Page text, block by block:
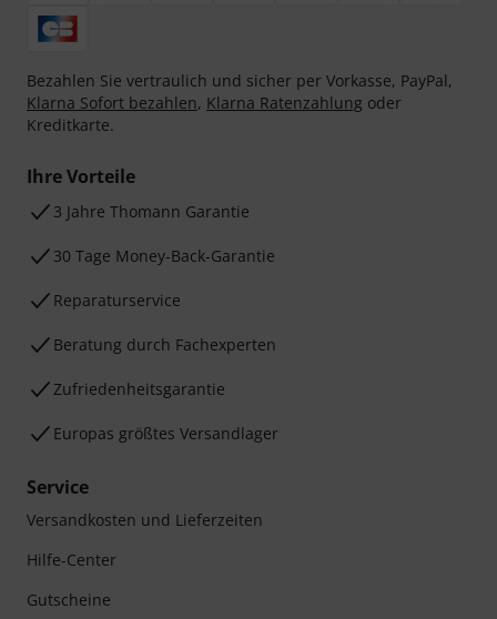
Bezahlen Sie vertraulich und sicher per Vorkasse, PayPal,
Klarna Sofort bezahlen, Klarna Ratenzahlung oder
Kreditkarte.
Ihre Vorteile
3 Jahre Thomann Garantie
30 Tage Money-Back-Garantie
Reparaturservice
Beratung durch Fachexperten
Zufriedenheitsgarantie
Europas größtes Versandlager
Service
Versandkosten und Lieferzeiten
Hilfe-Center
Gutscheine